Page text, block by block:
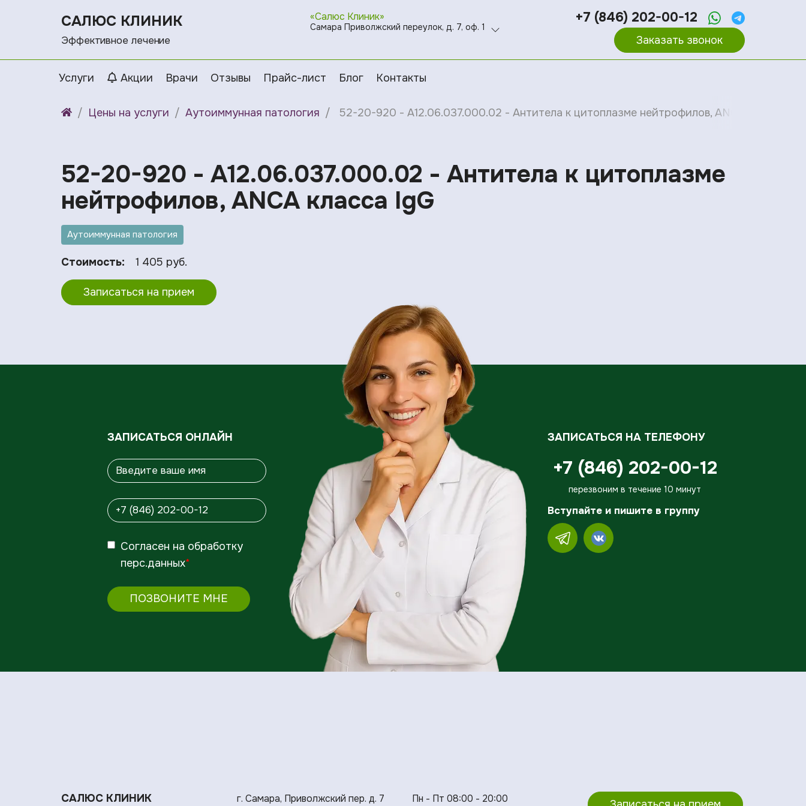
САЛЮС КЛИНИК
Эффективное лечение
«Салюс Клиник»
Самара Приволжский переулок, д. 7, оф. 1
+7 (846) 202-00-12
Заказать звонок
Услуги Акции Врачи Отзывы Прайс-лист Блог Контакты
Цены на услуги Аутоиммунная патология 52-20-920 - A12.06.037.000.02 - Антитела к цитоплазме нейтрофилов, ANCA класса IgG
52-20-920 - A12.06.037.000.02 - Антитела к цитоплазме
нейтрофилов, ANCA класса IgG
Аутоиммунная патология
Стоимость: 1 405 руб.
Записаться на прием
ЗАПИСАТЬСЯ ОНЛАЙН
Согласен на обработку
перс.данных*
ПОЗВОНИТЕ МНЕ
ЗАПИСАТЬСЯ НА ТЕЛЕФОНУ
+7 (846) 202-00-12
перезвоним в течение 10 минут
Вступайте и пишите в группу
САЛЮС КЛИНИК г. Самара, Приволжский пер. д. 7 Пн - Пт 08:00 - 20:00